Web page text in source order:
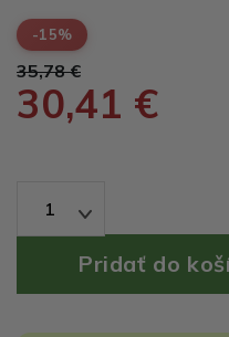
-15%
35,78 €
30,41 €
1